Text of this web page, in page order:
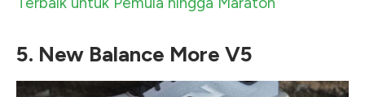
5. New Balance More V5